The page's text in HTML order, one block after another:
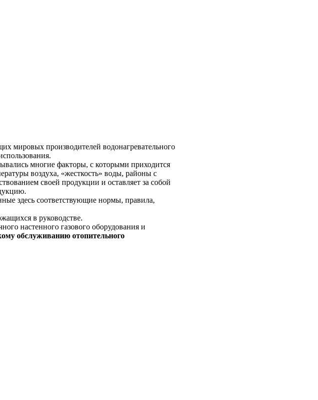
мировых производителей водонагревательного
многие факторы, с которыми приходится
воздуха, «жесткость» воды, районы с
своей продукции и оставляет за собой
здесь соответствующие нормы, правила,
в руководстве.
настенного газового оборудования и
обслуживанию отопительного